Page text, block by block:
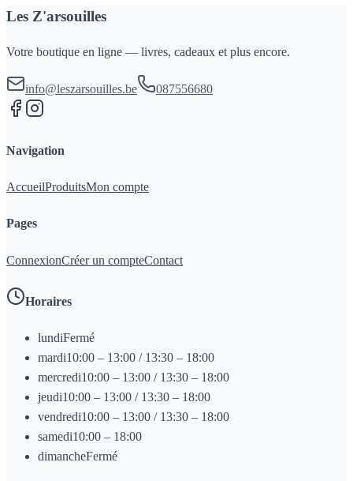
Les Z'arsouilles
Votre boutique en ligne — livres, cadeaux et plus encore.
info@leszarsouilles.be 087556680
Navigation
AccueilProduitsMon compte
Pages
ConnexionCréer un compteContact
Horaires
lundiFermé
mardi10:00 – 13:00 / 13:30 – 18:00
mercredi10:00 – 13:00 / 13:30 – 18:00
jeudi10:00 – 13:00 / 13:30 – 18:00
vendredi10:00 – 13:00 / 13:30 – 18:00
samedi10:00 – 18:00
dimancheFermé